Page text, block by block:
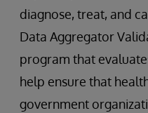
diagnose, treat, and
Data Aggregator
program that
help ensure that
government